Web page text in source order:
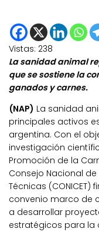
Vistas: 238
La sanidad animal
que se sostiene la
ganados y carnes.
(NAP) La sanidad
principales activos
argentina. Con el
investigación
Promoción de la
Consejo Nacional
Técnicas
convenio marco de
a desarrollar
estratégicos para la